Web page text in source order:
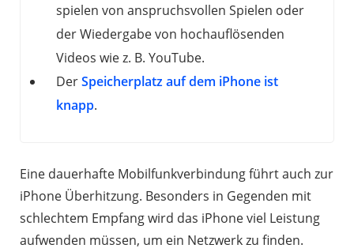
spielen von anspruchsvollen Spielen oder
der Wiedergabe von hochauflösenden
Videos wie z. B. YouTube.
DerSpeicherplatz auf dem iPhone ist
knapp.
Eine dauerhafte Mobilfunkverbindung führt auch zur
iPhone Überhitzung. Besonders in Gegenden mit
schlechtem Empfang wird das iPhone viel Leistung
aufwenden müssen, um ein Netzwerk zu finden.